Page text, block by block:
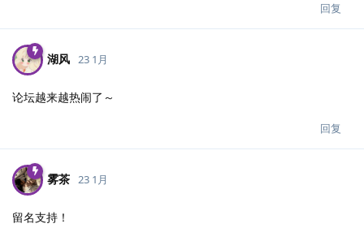
回复
湖风 23 1月
论坛越来越热闹了～
回复
雾茶 23 1月
留名支持！